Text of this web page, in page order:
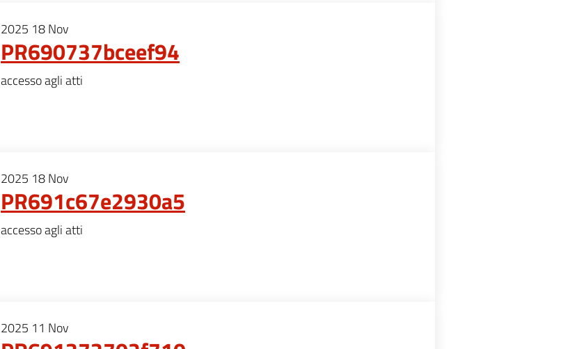
2025 18Nov
PR690737bceef94
accesso agli atti
2025 18Nov
PR691c67e2930a5
accesso agli atti
2025 11 Nov